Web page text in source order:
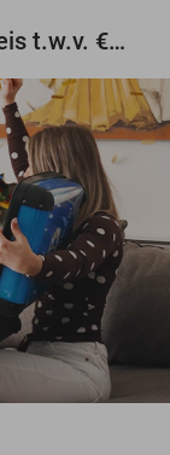
Maak gratis kans op een droomreis t.w.v. €3.000!